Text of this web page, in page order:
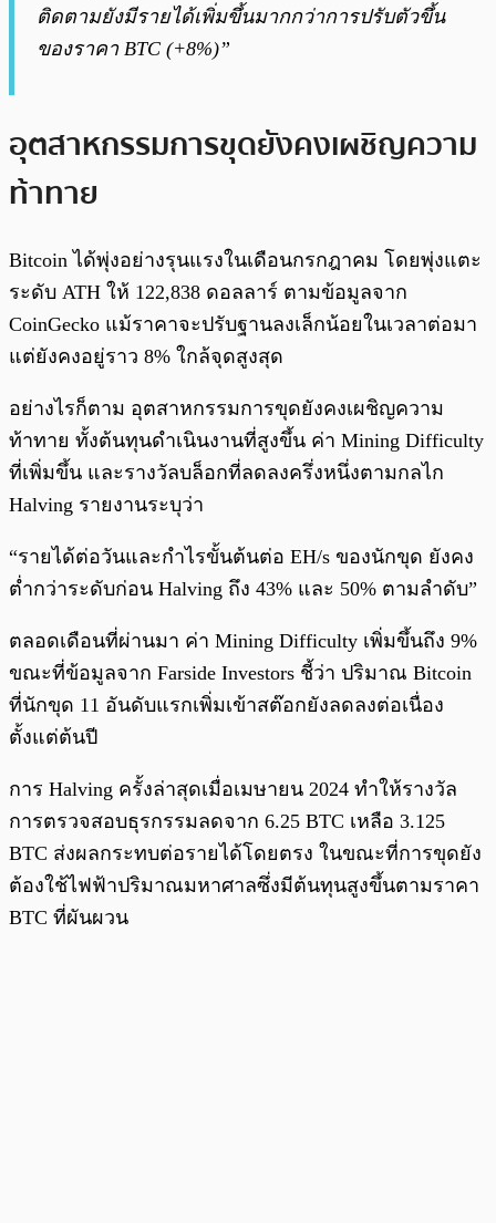
ติดตามยังมีรายได้เพิ่มขึ้นมากกว่าการปรับตัวขึ้น
ของราคา BTC (+8%)”
อุตสาหกรรมการขุดยังคงเผชิญความ
ท้าทาย
Bitcoin ได้พุ่งอย่างรุนแรงในเดือนกรกฎาคม โดยพุ่งแตะ
ระดับ ATH ให้ 122,838 ดอลลาร์ ตามข้อมูลจาก
CoinGecko แม้ราคาจะปรับฐานลงเล็กน้อยในเวลาต่อมา
แต่ยังคงอยู่ราว 8% ใกล้จุดสูงสุด
อย่างไรก็ตาม อุตสาหกรรมการขุดยังคงเผชิญความ
ท้าทาย ทั้งต้นทุนดำเนินงานที่สูงขึ้น ค่า Mining Difficulty
ที่เพิ่มขึ้น และรางวัลบล็อกที่ลดลงครึ่งหนึ่งตามกลไก
Halving รายงานระบุว่า
“รายได้ต่อวันและกำไรขั้นต้นต่อ EH/s ของนักขุด ยังคง
ต่ำกว่าระดับก่อน Halving ถึง 43% และ 50% ตามลำดับ”
ตลอดเดือนที่ผ่านมา ค่า Mining Difficulty เพิ่มขึ้นถึง 9%
ขณะที่ข้อมูลจาก Farside Investors ชี้ว่า ปริมาณ Bitcoin
ที่นักขุด 11 อันดับแรกเพิ่มเข้าสต๊อกยังลดลงต่อเนื่อง
ตั้งแต่ต้นปี
การ Halving ครั้งล่าสุดเมื่อเมษายน 2024 ทำให้รางวัล
การตรวจสอบธุรกรรมลดจาก 6.25 BTC เหลือ 3.125
BTC ส่งผลกระทบต่อรายได้โดยตรง ในขณะที่การขุดยัง
ต้องใช้ไฟฟ้าปริมาณมหาศาลซึ่งมีต้นทุนสูงขึ้นตามราคา
BTC ที่ผันผวน